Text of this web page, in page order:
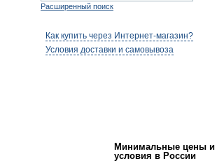
Расширенный поиск
Как купить через Интернет-магазин?
Условия доставки и самовывоза
Минимальные цены и
условия в России